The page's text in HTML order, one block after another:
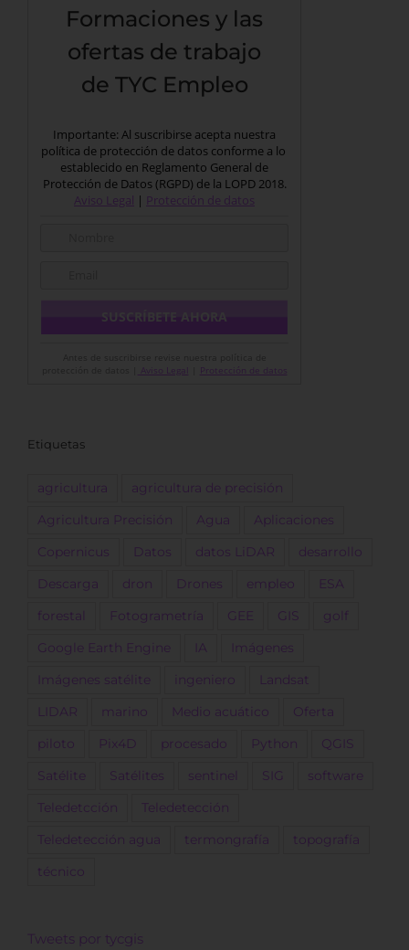
Formaciones y las
ofertas de trabajo
de TYC Empleo
Importante: Al suscribirse acepta nuestra
política de protección de datos conforme a lo
establecido en Reglamento General de
Protección de Datos (RGPD) de la LOPD 2018.
Aviso Legal | Protección de datos
Aviso Legal Protección de datos
Etiquetas
agricultura agricultura de precisión
Agricultura Precisión Agua Aplicaciones
Copernicus Datos datos LiDAR desarrollo
Descarga dron Drones empleo ESA
forestal Fotogrametría GEE GIS golf
Google Earth Engine IA Imágenes
Imágenes satélite ingeniero Landsat
LIDAR marino Medio acuático Oferta
piloto Pix4D procesado Python QGIS
Satélite Satélites sentinel SIG software
Teledetcción Teledetección
Teledetección agua termongrafía topografía
técnico
Tweets por tycgis